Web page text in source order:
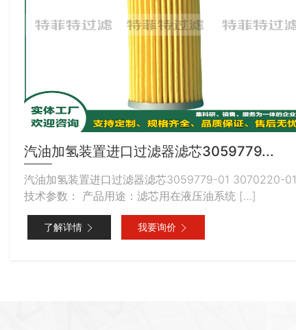
汽油加氢装置进⼝过滤器滤芯3059779...
汽油加氢装置进⼝过滤器滤芯3059779-01 3070220-01
技术参数： 产品用途：滤芯用在液压油系统 […]
了解详情 我要询价